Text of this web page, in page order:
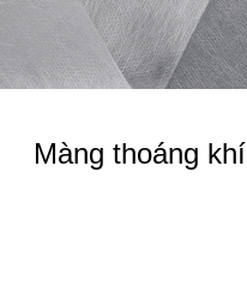
Màng thoáng khí